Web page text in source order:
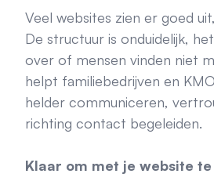
Veel websites zien er goed
De structuur is onduidelijk,
over of mensen vinden niet
helpt familiebedrijven en
helder communiceren,
richting contact begeleiden.
Klaar om met je website te